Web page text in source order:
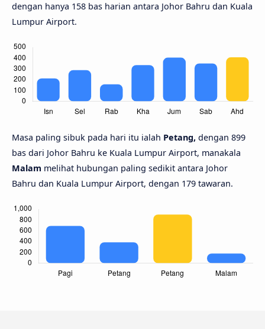
dengan hanya 158 bas harian antara Johor Bahru dan Kuala
Lumpur Airport.
Masa paling sibuk pada hari itu ialah Petang, dengan 899
bas dari Johor Bahru ke Kuala Lumpur Airport, manakala
Malam melihat hubungan paling sedikit antara Johor
Bahru dan Kuala Lumpur Airport, dengan 179 tawaran.